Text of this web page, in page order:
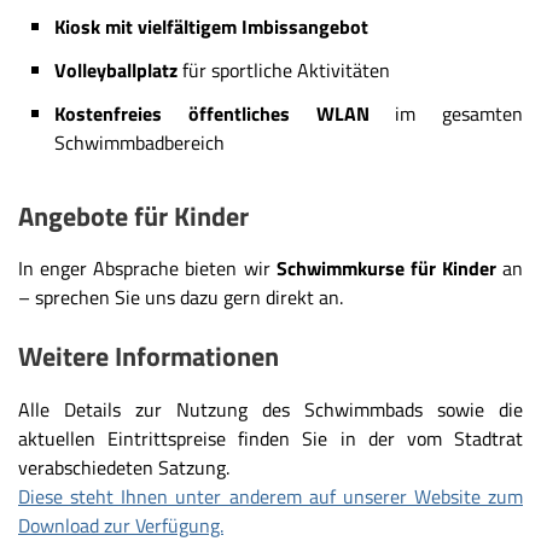
Kiosk mit vielfältigem Imbissangebot
Volleyballplatzfür sportliche Aktivitäten
Kostenfreies öffentliches WLAN im gesamten
Schwimmbadbereich
Angebote für Kinder
In enger Absprache bieten wir Schwimmkurse für Kinderan
– sprechen Sie uns dazu gern direkt an.
Weitere Informationen
Alle Details zur Nutzung des Schwimmbads sowie die
aktuellen Eintrittspreise finden Sie in der vom Stadtrat
verabschiedeten Satzung.
Diese steht Ihnen unter anderem auf unserer Website zum
Download zur Verfügung.